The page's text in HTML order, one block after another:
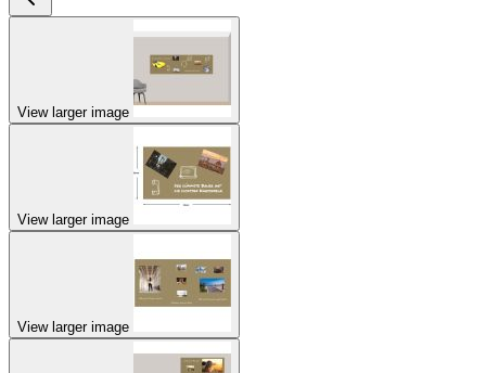
View larger image
View larger image
View larger image